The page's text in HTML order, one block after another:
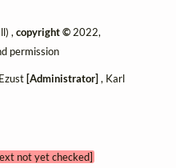
,copyright © 2022,
permission
[Administrator] , Karl
not yet checked]